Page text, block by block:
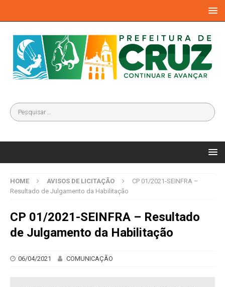
HOME AVISOS DE LICITAÇÃO
CP 01/2021-SEINFRA –
Resultado de Julgamento da Habilitação
CP 01/2021-SEINFRA – Resultado
de Julgamento da Habilitação
06/04/2021 COMUNICAÇÃO